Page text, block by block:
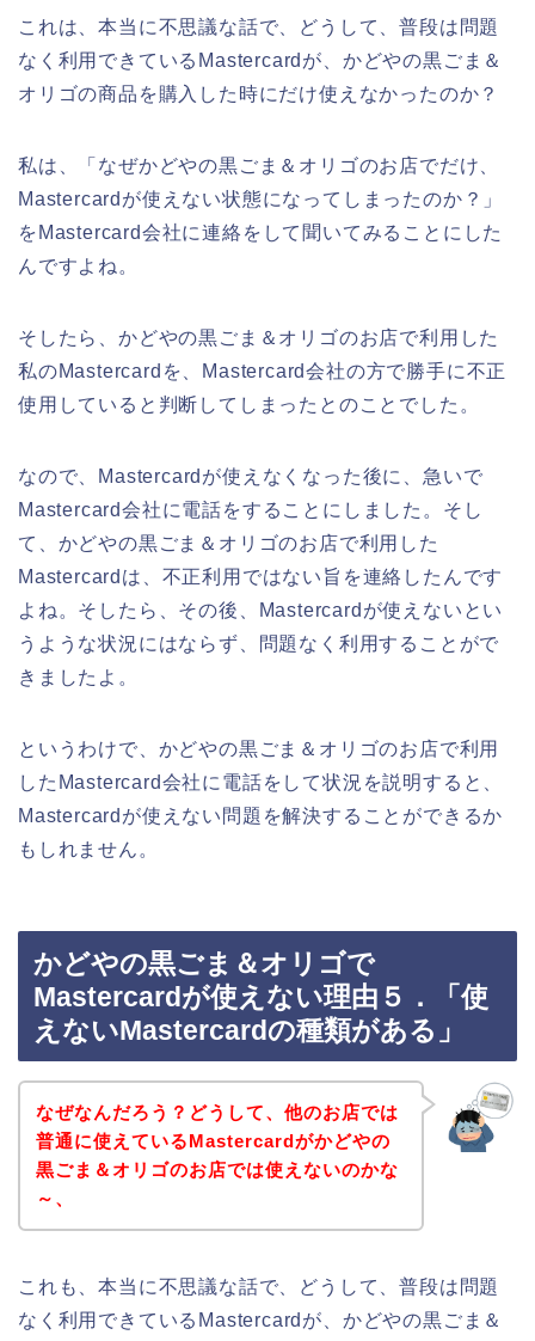
これは、本当に不思議な話で、どうして、普段は問題
なく利用できているMastercardが、かどやの黒ごま＆
オリゴの商品を購入した時にだけ使えなかったのか？
私は、「なぜかどやの黒ごま＆オリゴのお店でだけ、
Mastercardが使えない状態になってしまったのか？」
をMastercard会社に連絡をして聞いてみることにした
んですよね。
そしたら、かどやの黒ごま＆オリゴのお店で利用した
私のMastercardを、Mastercard会社の方で勝手に不正
使用していると判断してしまったとのことでした。
なので、Mastercardが使えなくなった後に、急いで
Mastercard会社に電話をすることにしました。そし
て、かどやの黒ごま＆オリゴのお店で利用した
Mastercardは、不正利用ではない旨を連絡したんです
よね。そしたら、その後、Mastercardが使えないとい
うような状況にはならず、問題なく利用することがで
きましたよ。
というわけで、かどやの黒ごま＆オリゴのお店で利用
したMastercard会社に電話をして状況を説明すると、
Mastercardが使えない問題を解決することができるか
もしれません。
かどやの黒ごま＆オリゴで
Mastercardが使えない理由５．「使
えないMastercardの種類がある」
なぜなんだろう？どうして、他のお店では
普通に使えているMastercardがかどやの
黒ごま＆オリゴのお店では使えないのかな
～、
これも、本当に不思議な話で、どうして、普段は問題
なく利用できているMastercardが、かどやの黒ごま＆